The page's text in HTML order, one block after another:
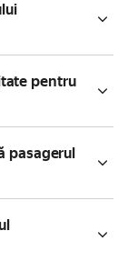
pentru
pasagerul